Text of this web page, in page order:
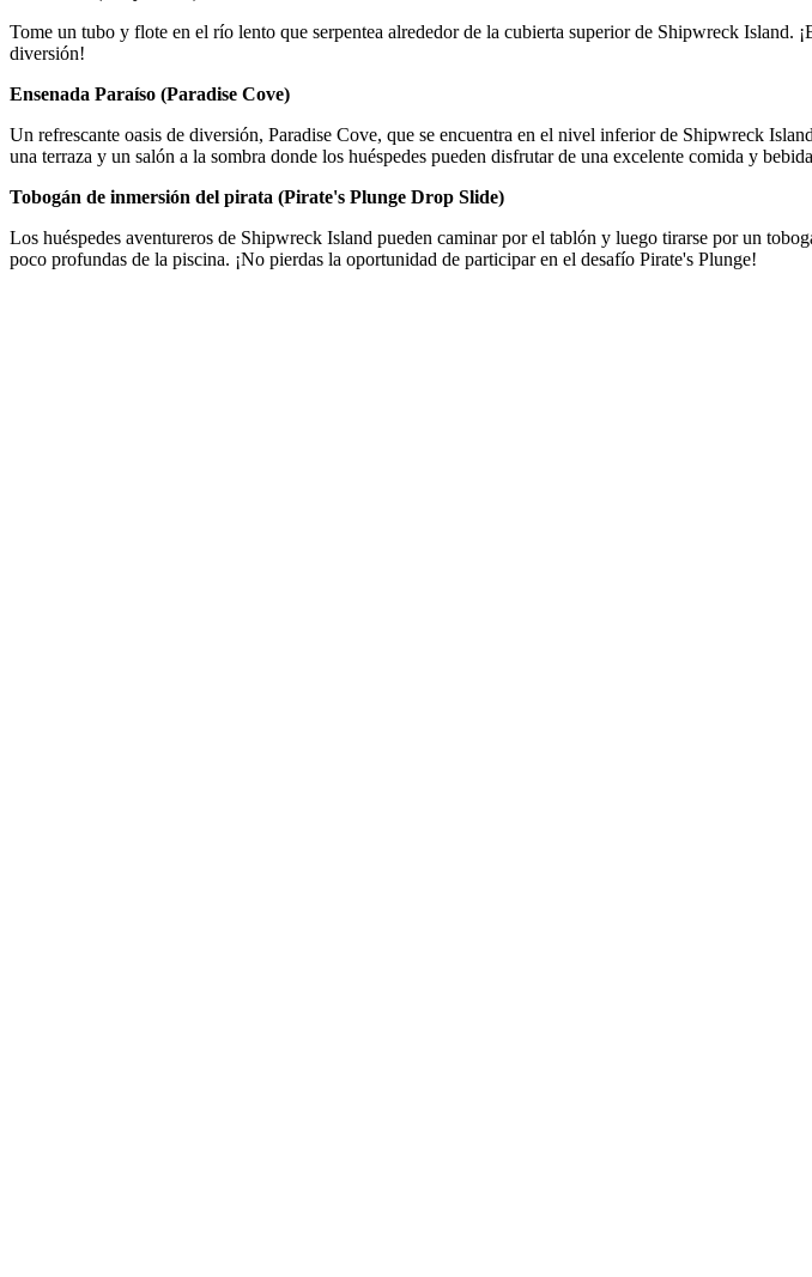
Tome un tubo y flote en el río lento que serpentea alrededor de la cubierta superior de Shipwreck Island.
diversión!
Ensenada Paraíso (Paradise Cove)
Un refrescante oasis de diversión, Paradise Cove, que se encuentra en el nivel inferior de Shipwreck
una terraza y un salón a la sombra donde los huéspedes pueden disfrutar de una excelente comida y
Tobogán de inmersión del pirata (Pirate's Plunge Drop Slide)
Los huéspedes aventureros de Shipwreck Island pueden caminar por el tablón y luego tirarse por un
poco profundas de la piscina. ¡No pierdas la oportunidad de participar en el desafío Pirate's Plunge!